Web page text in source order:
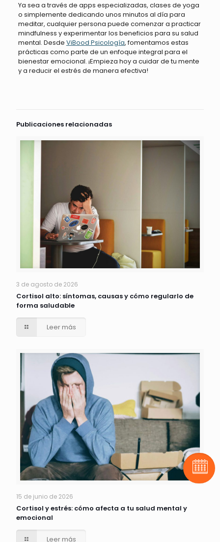
Ya sea a través de apps especializadas, clases de yoga
o simplemente dedicando unos minutos al día para
meditar, cualquier persona puede comenzar a practicar
mindfulness y experimentar los beneficios para su salud
mental. Desde ViBood Psicología, fomentamos estas
prácticas como parte de un enfoque integral para el
bienestar emocional. ¡Empieza hoy a cuidar de tu mente
y a reducir el estrés de manera efectiva!
Publicaciones relacionadas
3 de agosto de 2026
Cortisol alto: síntomas, causas y cómo regularlo de
forma saludable
Leer más
15 de junio de 2026
Cortisol y estrés: cómo afecta a tu salud mental y
emocional
Leer más
Pide